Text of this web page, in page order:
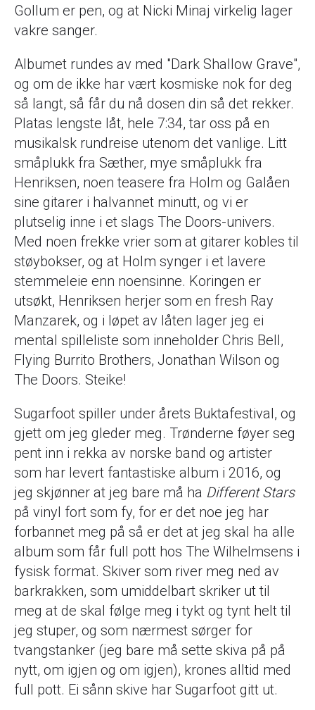
Gollum er pen, og at Nicki Minaj virkelig lager
vakre sanger.
Albumet rundes av med "Dark Shallow Grave",
og om de ikke har vært kosmiske nok for deg
så langt, så får du nå dosen din så det rekker.
Platas lengste låt, hele 7:34, tar oss på en
musikalsk rundreise utenom det vanlige. Litt
småplukk fra Sæther, mye småplukk fra
Henriksen, noen teasere fra Holm og Galåen
sine gitarer i halvannet minutt, og vi er
plutselig inne i et slags The Doors-univers.
Med noen frekke vrier som at gitarer kobles til
støybokser, og at Holm synger i et lavere
stemmeleie enn noensinne. Koringen er
utsøkt, Henriksen herjer som en fresh Ray
Manzarek, og i løpet av låten lager jeg ei
mental spilleliste som inneholder Chris Bell,
Flying Burrito Brothers, Jonathan Wilson og
The Doors. Steike!
Sugarfoot spiller under årets Buktafestival, og
gjett om jeg gleder meg. Trønderne føyer seg
pent inn i rekka av norske band og artister
som har levert fantastiske album i 2016, og
jeg skjønner at jeg bare må ha Different Stars
på vinyl fort som fy, for er det noe jeg har
forbannet meg på så er det at jeg skal ha alle
album som får full pott hos The Wilhelmsens i
fysisk format. Skiver som river meg ned av
barkrakken, som umiddelbart skriker ut til
meg at de skal følge meg i tykt og tynt helt til
jeg stuper, og som nærmest sørger for
tvangstanker (jeg bare må sette skiva på på
nytt, om igjen og om igjen), krones alltid med
full pott. Ei sånn skive har Sugarfoot gitt ut.